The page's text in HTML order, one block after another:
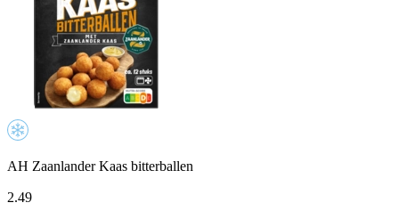
AH Zaanlander Kaas bitterballen
2.49